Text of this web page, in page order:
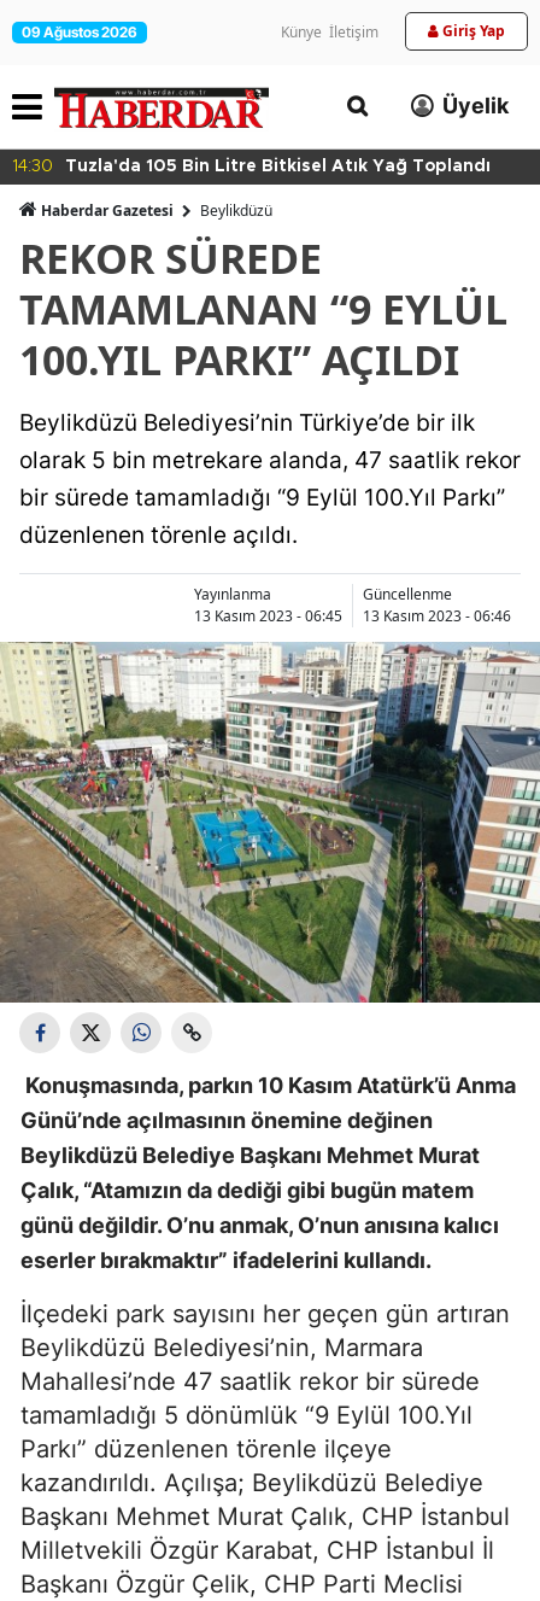
09 Ağustos 2026 Künye İletişim Giriş Yap
Üyelik
14:30 Tuzla'da 105 Bin Litre Bitkisel Atık Yağ Toplandı
Haberdar Gazetesi Beylikdüzü
REKOR SÜREDE
TAMAMLANAN “9 EYLÜL
100.YIL PARKI” AÇILDI
Beylikdüzü Belediyesi’nin Türkiye’de bir ilk
olarak 5 bin metrekare alanda, 47 saatlik rekor
bir sürede tamamladığı “9 Eylül 100.Yıl Parkı”
düzenlenen törenle açıldı.
Yayınlanma
13 Kasım 2023 - 06:45
Güncellenme
13 Kasım 2023 - 06:46
Konuşmasında, parkın 10 Kasım Atatürk’ü Anma
Günü’nde açılmasının önemine değinen
Beylikdüzü Belediye Başkanı Mehmet Murat
Çalık, “Atamızın da dediği gibi bugün matem
günü değildir. O’nu anmak, O’nun anısına kalıcı
eserler bırakmaktır” ifadelerini kullandı.
İlçedeki park sayısını her geçen gün artıran
Beylikdüzü Belediyesi’nin, Marmara
Mahallesi’nde 47 saatlik rekor bir sürede
tamamladığı 5 dönümlük “9 Eylül 100.Yıl
Parkı” düzenlenen törenle ilçeye
kazandırıldı. Açılışa; Beylikdüzü Belediye
Başkanı Mehmet Murat Çalık, CHP İstanbul
Milletvekili Özgür Karabat, CHP İstanbul İl
Başkanı Özgür Çelik, CHP Parti Meclisi